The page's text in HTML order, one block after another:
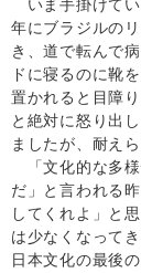
いま手掛けてい
年にブラジルの
き、道で転んで
ドに寝るのに靴
置かれると目障
と絶対に怒り出
ましたが、耐え
「文化的な多様
だ」と言われる
してくれよ」と
は少なくなって
日本文化の最後